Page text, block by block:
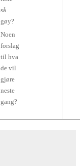
så
gøy?
Noen
forslag
til hva
de vil
gjøre
neste
gang?